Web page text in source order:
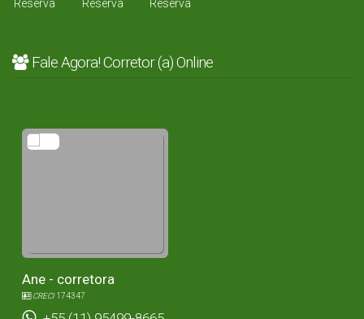
Fale Agora! Corretor (a) Online
Ane - corretora
CRECI174347